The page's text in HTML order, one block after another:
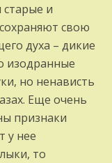
и
свою
духа – дикие
изодранные
но ненависть
Еще очень
признаки
у нее
то